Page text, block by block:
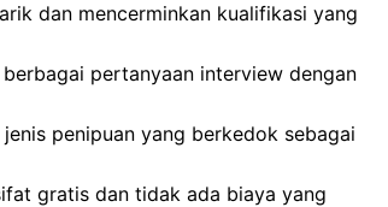
dan mencerminkan kualifikasi yang
pertanyaan interview dengan
penipuan yang berkedok sebagai
gratis dan tidak ada biaya yang